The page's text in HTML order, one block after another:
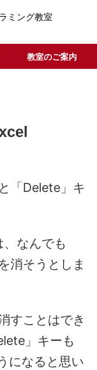
ミング教室
教室のご案内
「Delete」キ
なんでも
消そうとしま
すことはでき
」キーも
になると思い